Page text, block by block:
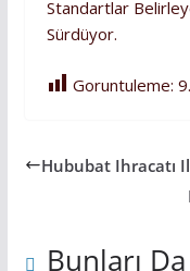
Standartlar
Sürdüyor.
Goruntuleme:
Hububat Ihracatı
Bunları